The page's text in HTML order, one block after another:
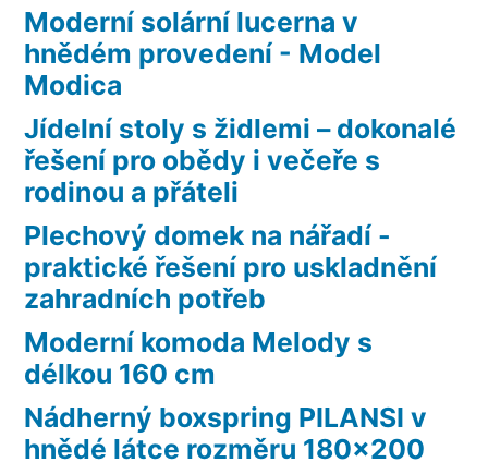
Moderní solární lucerna v
hnědém provedení - Model
Modica
Jídelní stoly s židlemi – dokonalé
řešení pro obědy i večeře s
rodinou a přáteli
Plechový domek na nářadí -
praktické řešení pro uskladnění
zahradních potřeb
Moderní komoda Melody s
délkou 160 cm
Nádherný boxspring PILANSI v
hnědé látce rozměru 180×200